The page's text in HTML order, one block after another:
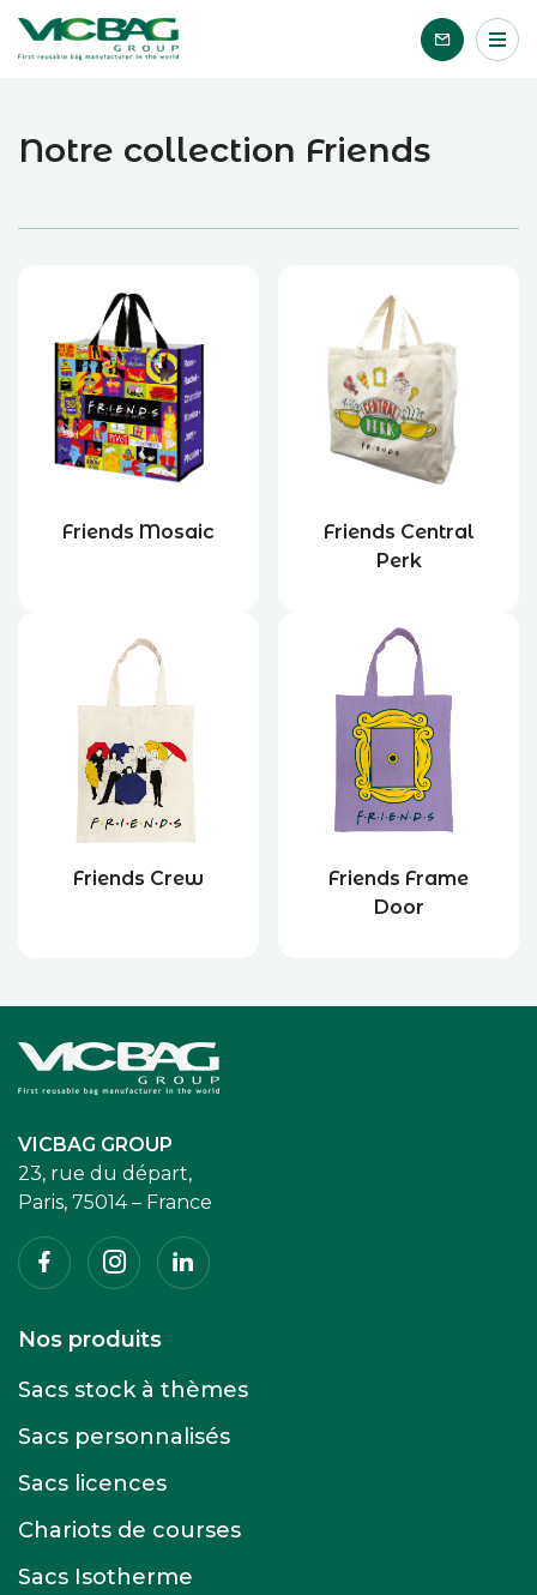
Accueil
Notre collection Friends
Friends Mosaic
Friends Central
Perk
Friends Crew
Friends Frame
Door
Accueil
VICBAG GROUP
23, rue du départ,
Paris, 75014 – France
FacebookInstagramLinkedin
Nos produits
Sacs stock à thèmes
Sacs personnalisés
Sacs licences
Chariots de courses
Sacs Isotherme